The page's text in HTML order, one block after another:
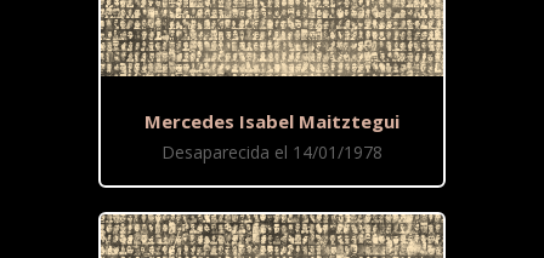
Mercedes Isabel Maitztegui
Desaparecida el 14/01/1978